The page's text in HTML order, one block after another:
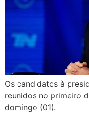
Os candidatos à
reunidos no primeiro
domingo (01).